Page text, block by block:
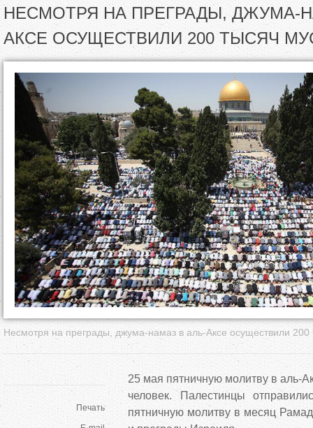
ы
з
НЕСМОТРЯ НА ПРЕГРАДЫ, ДЖУМА-
АКСЕ ОСУЩЕСТВИЛИ 200 ТЫСЯЧ
Несмотря на преграды, джума-намаз в аль-Аксе осуществили 200
Печать
25 мая пятничную молитву в аль-
человек. Палестинцы
пятничную молитву в месяц